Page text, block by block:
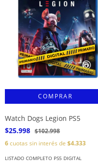
Watch Dogs Legion PS5
$25.998 $102.998
6cuotas sin interés de $4.333
LISTADO COMPLETO PS5 DIGITAL